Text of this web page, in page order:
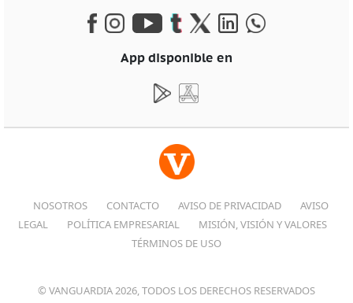
App disponible en
NOSOTROS CONTACTO AVISO DE PRIVACIDAD
AVISO
LEGAL
POLÍTICA EMPRESARIAL
MISIÓN, VISIÓN Y VALORES
TÉRMINOS DE USO
© VANGUARDIA 2026, TODOS LOS DERECHOS RESERVADOS